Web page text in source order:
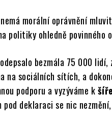
morální oprávnění
politiky ohledně povinného
bezmála 75 000 lidí,
na sociálních sítích, a
podporu a vyzýváme k
pod deklaraci se nic